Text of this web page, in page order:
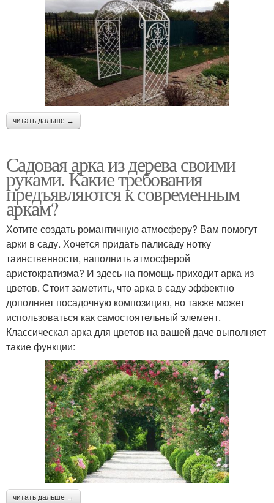
читать дальше →
Садовая арка из дерева своими
руками. Какие требования
предъявляются к современным
аркам?
Хотите создать романтичную атмосферу? Вам помогут
арки в саду. Хочется придать палисаду нотку
таинственности, наполнить атмосферой
аристократизма? И здесь на помощь приходит арка из
цветов. Стоит заметить, что арка в саду эффектно
дополняет посадочную композицию, но также может
использоваться как самостоятельный элемент.
Классическая арка для цветов на вашей даче выполняет
такие функции:
читать дальше →